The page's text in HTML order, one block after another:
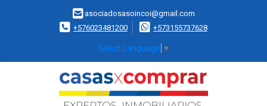
asociadosasoincoi@gmail.com
+576023481200
+573155737628
Select Language ▼